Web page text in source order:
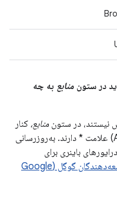
منابع به چه
در ستون منابع، کنار
شناسه اشکال اندروید (Android bug ID) علامت * دارند. به‌روزرسانی
باینری برای
سایت توسعه‌دهندگان گوگل (Google